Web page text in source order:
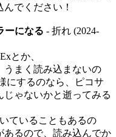
でください！
ーになる - 折れ (2024-
とか、
うまく読み込まないの
にするのなら、ピコサ
ゃないかと逝ってみる
ていることもあるの
あるので、読み込んでか